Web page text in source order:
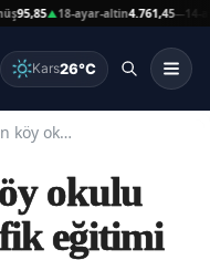
▲18-ayar-altin4.761,45—14-ayar-
Kars26°C
Jandarmadan köy okulu öğrencilerine trafik eğitimi
okulu
eğitimi